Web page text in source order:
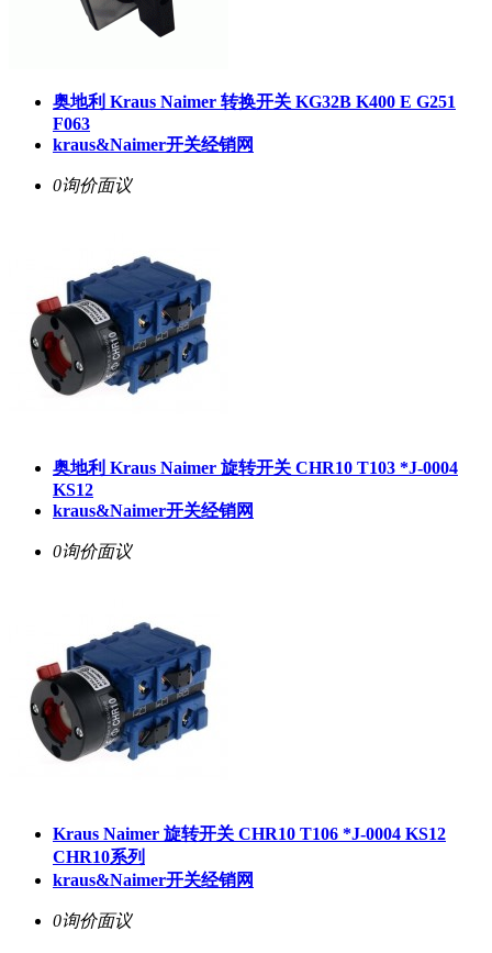
奥地利 Kraus Naimer 转换开关 KG32B K400 E G251
F063
kraus&Naimer开关经销网
0询价面议
奥地利 Kraus Naimer 旋转开关 CHR10 T103 *J-0004
KS12
kraus&Naimer开关经销网
0询价面议
Kraus Naimer 旋转开关 CHR10 T106 *J-0004 KS12
CHR10系列
kraus&Naimer开关经销网
0询价面议